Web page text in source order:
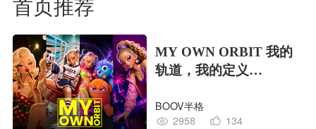
MY OWN ORBIT 我的
轨道，我的定义
对
BOOV半格
2958
134